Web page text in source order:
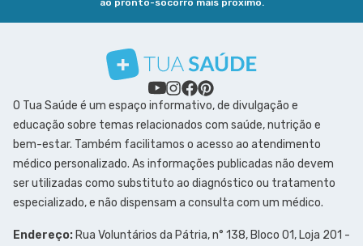
ao pronto-socorro mais próximo.
O Tua Saúde é um espaço informativo, de divulgação e
educação sobre temas relacionados com saúde, nutrição e
bem-estar. Também facilitamos o acesso ao atendimento
médico personalizado. As informações publicadas não devem
ser utilizadas como substituto ao diagnóstico ou tratamento
especializado, e não dispensam a consulta com um médico.
Endereço: Rua Voluntários da Pátria, n° 138, Bloco 01, Loja 201 -